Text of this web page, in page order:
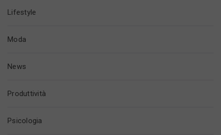
Lifestyle
Moda
News
Produttività
Psicologia